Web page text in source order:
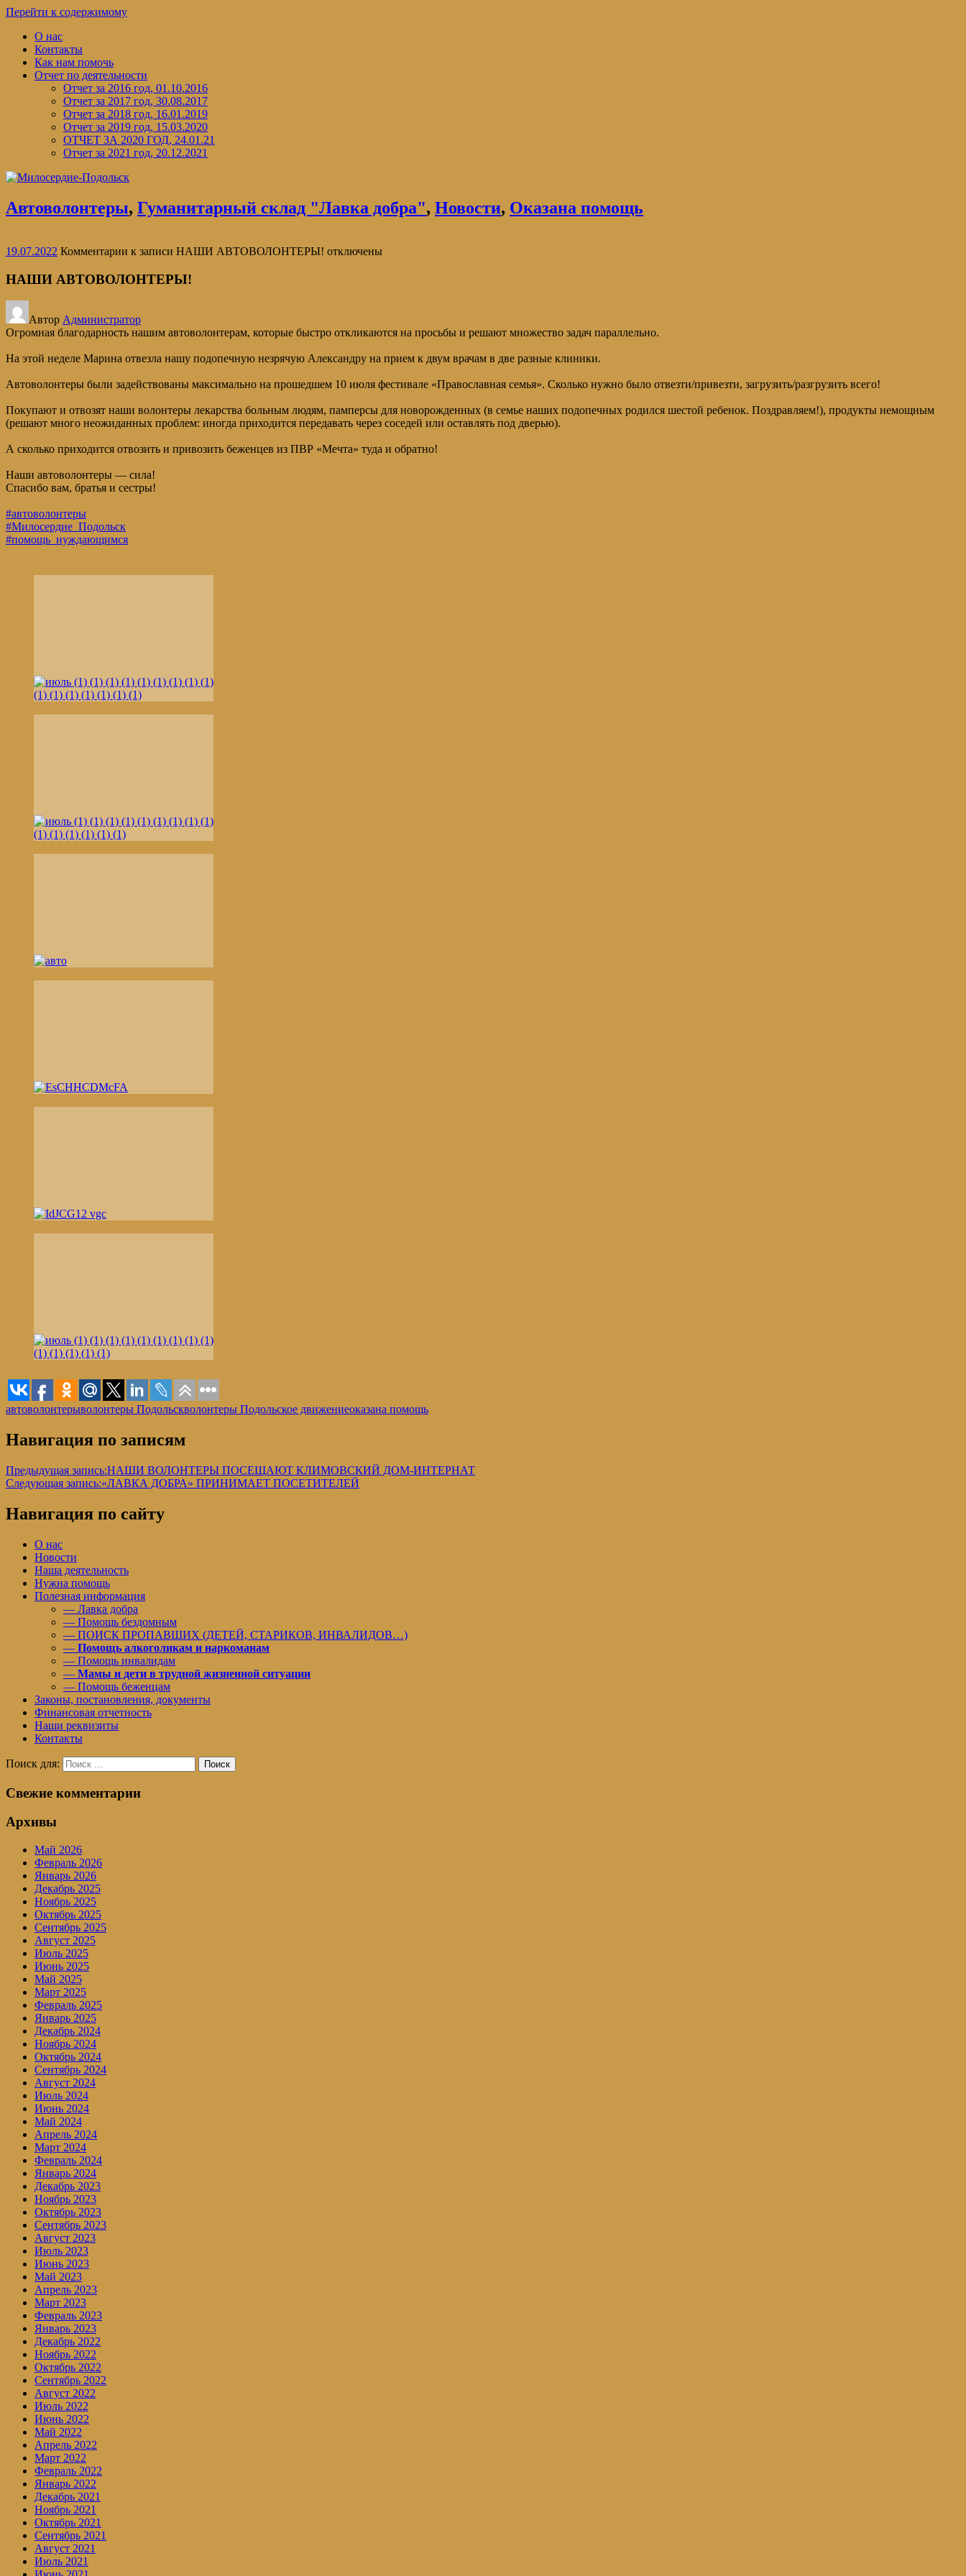
Перейти к содержимому
О нас
Контакты
Как нам помочь
Отчет по деятельности
Отчет за 2016 год, 01.10.2016
Отчет за 2017 год, 30.08.2017
Отчет за 2018 год, 16.01.2019
Отчет за 2019 год, 15.03.2020
ОТЧЕТ ЗА 2020 ГОД, 24.01.21
Отчет за 2021 год, 20.12.2021
Автоволонтеры, Гуманитарный склад "Лавка добра", Новости, Оказана помощь
19.07.2022 Комментарии к записи НАШИ АВТОВОЛОНТЕРЫ! отключены
НАШИ АВТОВОЛОНТЕРЫ!
Автор Администратор
Огромная благодарность нашим автоволонтерам, которые быстро откликаются на просьбы и решают множество задач параллельно.
На этой неделе Марина отвезла нашу подопечную незрячую Александру на прием к двум врачам в две разные клиники.
Автоволонтеры были задействованы максимально на прошедшем 10 июля фестивале «Православная семья». Сколько нужно было отвезти/привезти, загрузить/разгрузить всего!
Покупают и отвозят наши волонтеры лекарства больным людям, памперсы для новорожденных (в семье наших подопечных родился шестой ребенок. Поздравляем!), продукты немощным
(решают много неожиданных проблем: иногда приходится передавать через соседей или оставлять под дверью).
А сколько приходится отвозить и привозить беженцев из ПВР «Мечта» туда и обратно!
Наши автоволонтеры — сила!
Спасибо вам, братья и сестры!
#автоволонтеры
#Милосердие_Подольск
#помощь_нуждающимся
автоволонтерыволонтеры Подольскволонтеры Подольское движениеоказана помощь
Навигация по записям
Предыдущая запись:НАШИ ВОЛОНТЕРЫ ПОСЕЩАЮТ КЛИМОВСКИЙ ДОМ-ИНТЕРНАТ
Следующая запись:«ЛАВКА ДОБРА» ПРИНИМАЕТ ПОСЕТИТЕЛЕЙ
Навигация по сайту
О нас
Новости
Наша деятельность
Нужна помощь
Полезная информация
— Лавка добра
— Помощь бездомным
— ПОИСК ПРОПАВШИХ (ДЕТЕЙ, СТАРИКОВ, ИНВАЛИДОВ…)
— Помощь алкоголикам и наркоманам
— Помощь инвалидам
— Мамы и дети в трудной жизненной ситуации
— Помощь беженцам
Законы, постановления, документы
Финансовая отчетность
Наши реквизиты
Контакты
Поиск для: Поиск
Свежие комментарии
Архивы
Май 2026
Февраль 2026
Январь 2026
Декабрь 2025
Ноябрь 2025
Октябрь 2025
Сентябрь 2025
Август 2025
Июль 2025
Июнь 2025
Май 2025
Март 2025
Февраль 2025
Январь 2025
Декабрь 2024
Ноябрь 2024
Октябрь 2024
Сентябрь 2024
Август 2024
Июль 2024
Июнь 2024
Май 2024
Апрель 2024
Март 2024
Февраль 2024
Январь 2024
Декабрь 2023
Ноябрь 2023
Октябрь 2023
Сентябрь 2023
Август 2023
Июль 2023
Июнь 2023
Май 2023
Апрель 2023
Март 2023
Февраль 2023
Январь 2023
Декабрь 2022
Ноябрь 2022
Октябрь 2022
Сентябрь 2022
Август 2022
Июль 2022
Июнь 2022
Май 2022
Апрель 2022
Март 2022
Февраль 2022
Январь 2022
Декабрь 2021
Ноябрь 2021
Октябрь 2021
Сентябрь 2021
Август 2021
Июль 2021